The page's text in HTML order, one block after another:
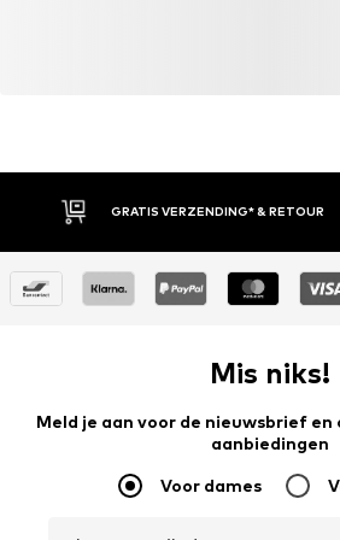
GRATIS VERZENDING* & RETOUR
Mis niks!
Meld je aan voor de nieuwsbrief
aanbiedingen
Voor dames